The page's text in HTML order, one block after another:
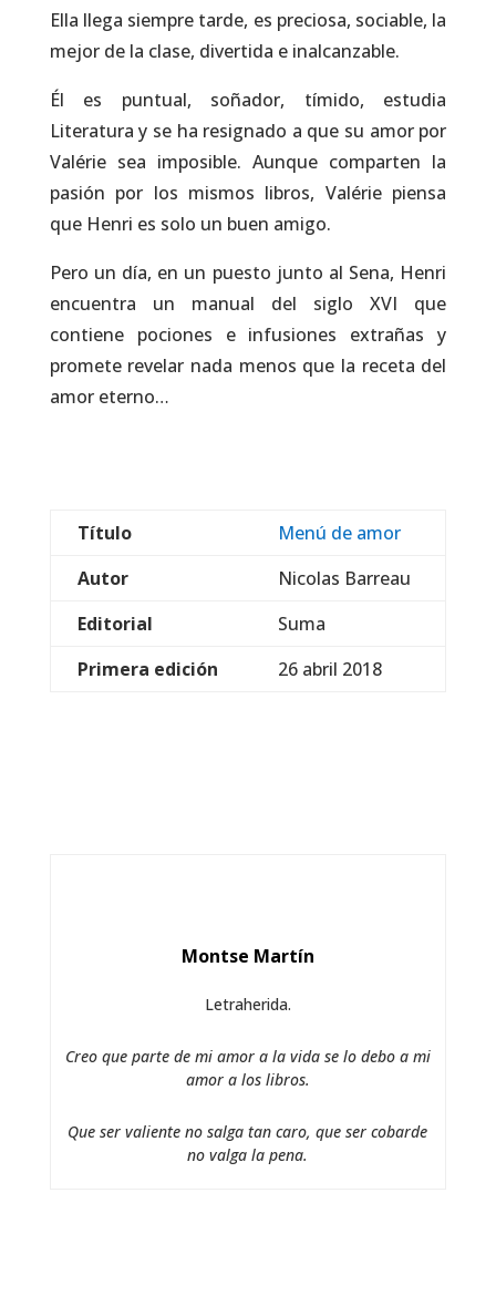
Ella llega siempre tarde, es preciosa, sociable, la
mejor de la clase, divertida e inalcanzable.
Él es puntual, soñador, tímido, estudia
Literatura y se ha resignado a que su amor por
Valérie sea imposible. Aunque comparten la
pasión por los mismos libros, Valérie piensa
que Henri es solo un buen amigo.
Pero un día, en un puesto junto al Sena, Henri
encuentra un manual del siglo XVI que
contiene pociones e infusiones extrañas y
promete revelar nada menos que la receta del
amor eterno…
Título
Menú de amor
Autor
Nicolas Barreau
Editorial
Suma
Primera edición
26 abril 2018
Montse Martín
Letraherida.
Creo que parte de mi amor a la vida se lo debo a mi
amor a los libros.
Que ser valiente no salga tan caro, que ser cobarde
no valga la pena.